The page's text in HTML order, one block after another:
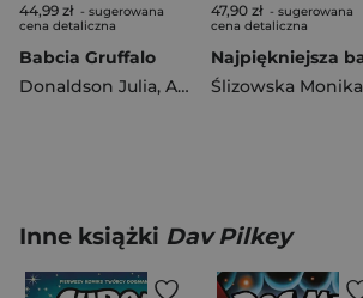
44,99 zł - sugerowana
cena detaliczna
Babcia Gruffalo
Donaldson Julia, Axel Scheffler
47,90 zł - sugerowana
cena detaliczna
Ślizowska Monika
Inne książki Dav Pilkey